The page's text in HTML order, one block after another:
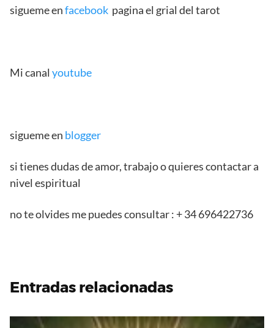
sigueme enfacebook pagina el grial del tarot
Mi canal youtube
sigueme en blogger
si tienes dudas de amor, trabajo o quieres contactar a
nivel espiritual
no te olvides me puedes consultar : + 34 696422736
Entradas relacionadas